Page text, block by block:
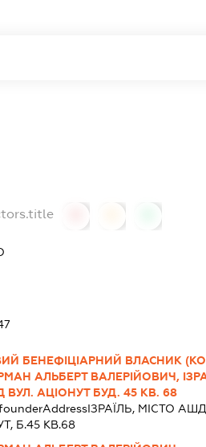
БЕНЕФІЦІАРНИЙ ВЛАСНИК
АЛЬБЕРТ ВАЛЕРІЙОВИЧ,
АЦІОНУТ БУД. 45 КВ. 68
ІЗРАЇЛЬ, МІСТО
Б.45 КВ.68